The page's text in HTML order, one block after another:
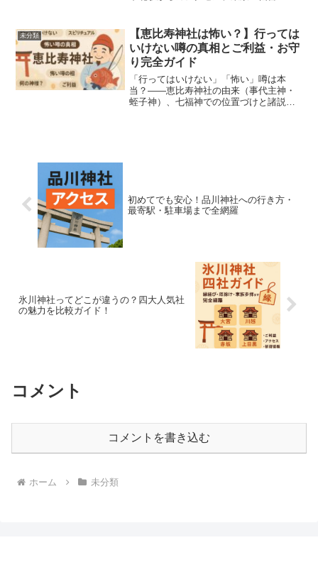
2026年時点の入山料まで、初めてでも迷
わない恐山アクセス完全ガイドです。
未分類
【恵比寿神社は怖い？】行っては
いけない噂の真相とご利益・お守
り完全ガイド
「行ってはいけない」「怖い」噂は本
当？——恵比寿神社の由来（事代主神・
蛭子神）、七福神での位置づけと諸説、
初めてでも安心！品川神社への行き方・
最寄駅・駐車場まで全網羅
氷川神社ってどこが違うの？四大人気社
の魅力を比較ガイド！
コメント
コメントを書き込む
ホーム 未分類